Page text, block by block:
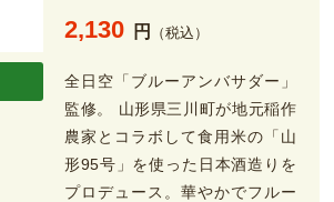
2,130 円 （税込）
全日空「ブルーアンバサダー」
監修。 山形県三川町が地元稲作
農家とコラボして食用米の「山
形95号」を使った日本酒造りを
プロデュース。華やかでフルー